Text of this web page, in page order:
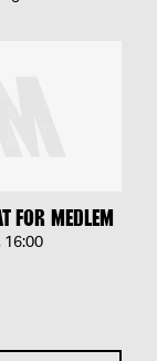
FOR MEDLEM
16:00